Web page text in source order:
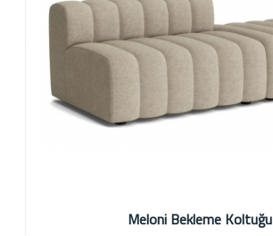
Meloni Bekleme Koltuğu